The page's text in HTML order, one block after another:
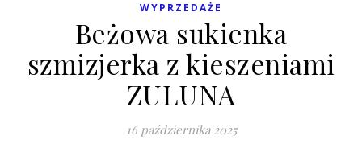
WYPRZEDAŻE
Beżowa sukienka
szmizjerka z kieszeniami
ZULUNA
16 października 2025